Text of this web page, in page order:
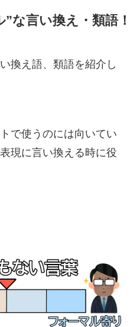
な言い換え・類語！
換え語、類語を紹介し
で使うのには向いてい
現に言い換える時に役